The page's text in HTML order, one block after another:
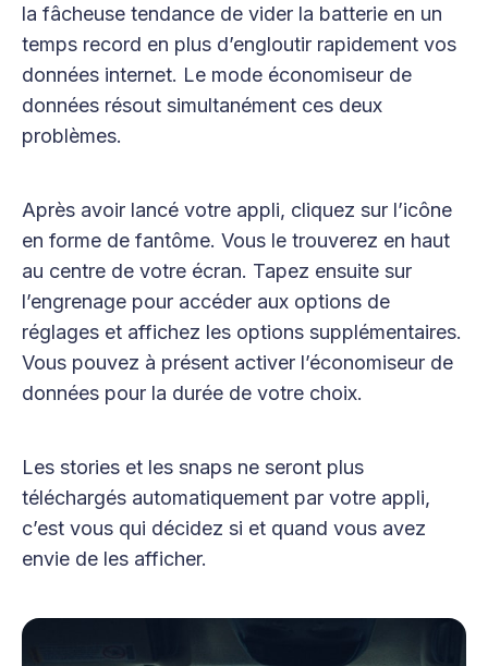
la fâcheuse tendance de vider la batterie en un
temps record en plus d’engloutir rapidement vos
données internet. Le mode économiseur de
données résout simultanément ces deux
problèmes.
Après avoir lancé votre appli, cliquez sur l’icône
en forme de fantôme. Vous le trouverez en haut
au centre de votre écran. Tapez ensuite sur
l’engrenage pour accéder aux options de
réglages et affichez les options supplémentaires.
Vous pouvez à présent activer l’économiseur de
données pour la durée de votre choix.
Les stories et les snaps ne seront plus
téléchargés automatiquement par votre appli,
c’est vous qui décidez si et quand vous avez
envie de les afficher.